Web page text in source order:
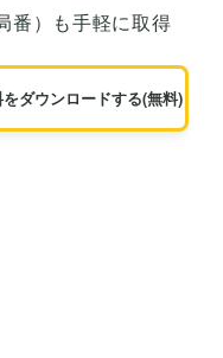
番）も手軽に取得
をダウンロードする(無料)